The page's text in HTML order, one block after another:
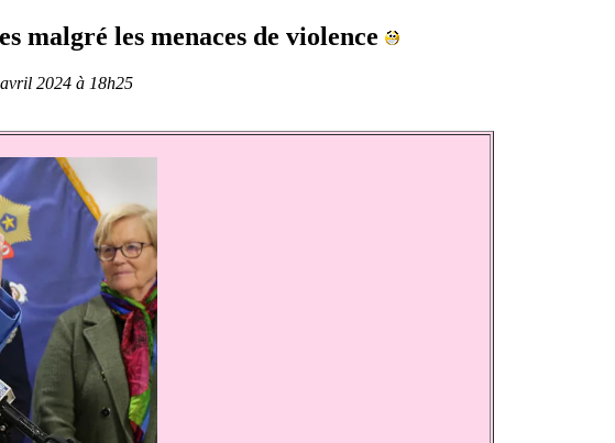
malgré les menaces de violence
2024 à 18h25